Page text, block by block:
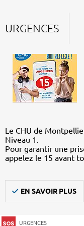
URGENCES
Le CHU de
Niveau 1.
Pour garantir une
appelez le 15 avant
EN SAVOIR PLUS
URGENCES